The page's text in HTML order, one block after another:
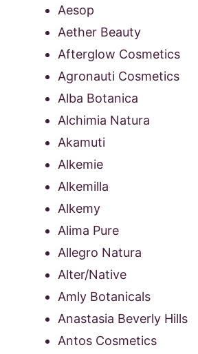
Aesop
Aether Beauty
Afterglow Cosmetics
Agronauti Cosmetics
Alba Botanica
Alchimia Natura
Akamuti
Alkemie
Alkemilla
Alkemy
Alima Pure
Allegro Natura
Alter/Native
Amly Botanicals
Anastasia Beverly Hills
Antos Cosmetics